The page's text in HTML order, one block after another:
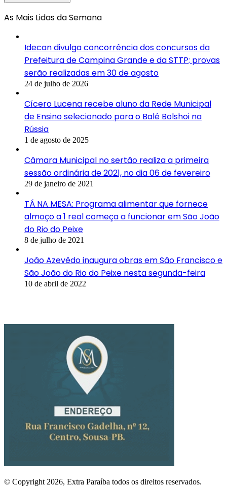
As Mais Lidas da Semana
Idecan divulga concorrência dos concursos da
Prefeitura de Campina Grande e da STTP; provas
serão realizadas em 30 de agosto
24 de julho de 2026
Cícero Lucena recebe aluno da Rede Municipal
de Ensino selecionado para o Balé Bolshoi na
Rússia
1 de agosto de 2025
Câmara Municipal no sertão realiza a primeira
sessão ordinária de 2021, no dia 06 de fevereiro
29 de janeiro de 2021
TÁ NA MESA: Programa alimentar que fornece
almoço a 1 real começa a funcionar em São João
do Rio do Peixe
8 de julho de 2021
João Azevêdo inaugura obras em São Francisco e
São João do Rio do Peixe nesta segunda-feira
10 de abril de 2022
© Copyright 2026, Extra Paraíba todos os direitos reservados.